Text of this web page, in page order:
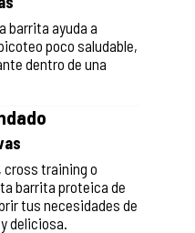
barrita ayuda a
poco saludable,
dentro de una
training o
barrita proteica de
tus necesidades de
deliciosa.